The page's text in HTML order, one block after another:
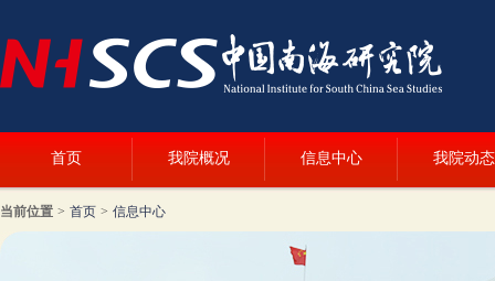
首页 我院概况 信息中心 我院动态
当前位置 > 首页 > 信息中心